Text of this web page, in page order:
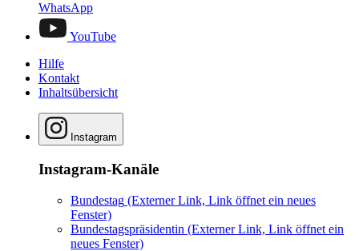
WhatsApp
YouTube
Hilfe
Kontakt
Inhaltsübersicht
Instagram
Instagram-Kanäle
Bundestag (Externer Link, Link öffnet ein neues
Fenster)
Bundestagspräsidentin (Externer Link, Link öffnet ein
neues Fenster)